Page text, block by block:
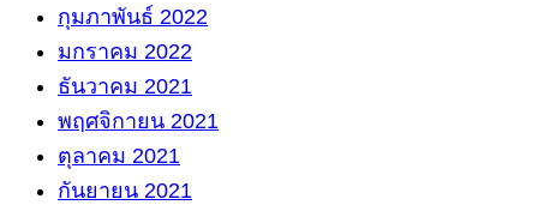
กุมภาพันธ์ 2022
มกราคม 2022
ธันวาคม 2021
พฤศจิกายน 2021
ตุลาคม 2021
กันยายน 2021